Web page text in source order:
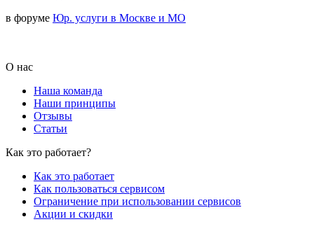
в форуме Юр. услуги в Москве и МО
О нас
Наша команда
Наши принципы
Отзывы
Статьи
Как это работает?
Как это работает
Как пользоваться сервисом
Ограничение при использовании сервисов
Акции и скидки